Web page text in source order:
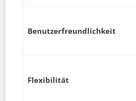
Benutzerfreundlichkeit
Flexibilität